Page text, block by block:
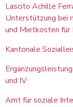
Lascito Achille
Unterstützung bei
und Mietkosten für
Kantonale
und IV
Amt für soziale